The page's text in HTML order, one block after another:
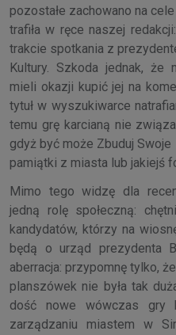
pozostałe zachowano na
trafiła w ręce naszej
trakcie spotkania z
Kultury. Szkoda jednak, że
mieli okazji kupić jej na
tytuł w wyszukiwarce
temu grę karcianą nie
gdyż być może Zbuduj
pamiątki z miasta lub jakiejś
Mimo tego widzę dla
jedną rolę społeczną:
kandydatów, którzy na
będą o urząd prezydenta
aberracja: przypomnę tylko,
planszówek nie była tak
dość nowe wówczas gry
zarządzaniu miastem w